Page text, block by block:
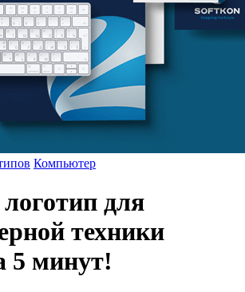
Компьютер
для
техники
5 минут!